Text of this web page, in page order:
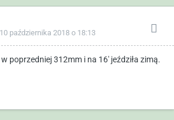
10 października 2018 o 18:13
poprzedniej 312mm i na 16' jeździła zimą.